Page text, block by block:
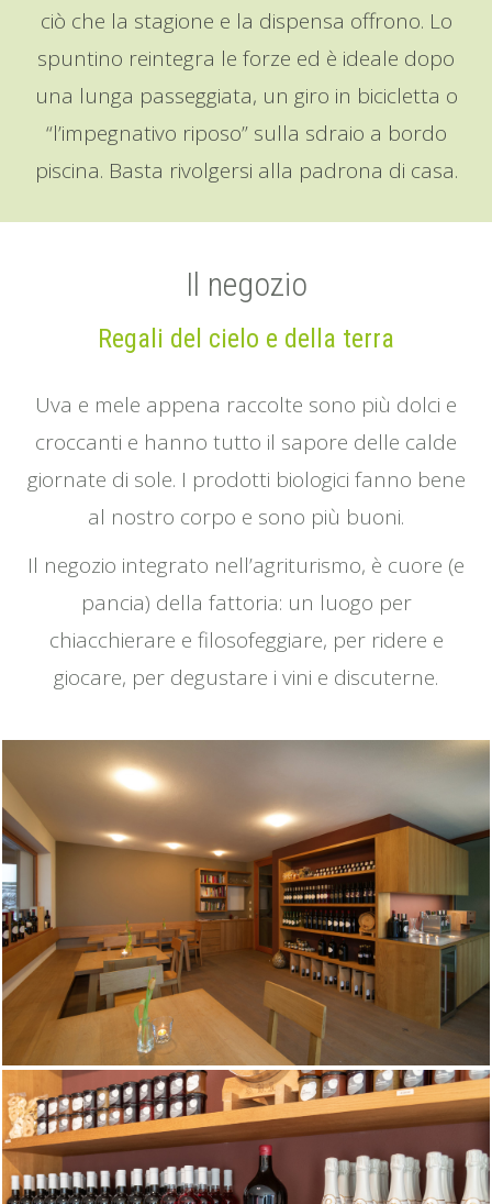
ciò che la stagione e la dispensa offrono. Lo
spuntino reintegra le forze ed è ideale dopo
una lunga passeggiata, un giro in bicicletta o
“l’impegnativo riposo” sulla sdraio a bordo
piscina. Basta rivolgersi alla padrona di casa.
Il negozio
Regali del cielo e della terra
Uva e mele appena raccolte sono più dolci e
croccanti e hanno tutto il sapore delle calde
giornate di sole. I prodotti biologici fanno bene
al nostro corpo e sono più buoni.
Il negozio integrato nell’agriturismo, è cuore (e
pancia) della fattoria: un luogo per
chiacchierare e filosofeggiare, per ridere e
giocare, per degustare i vini e discuterne.